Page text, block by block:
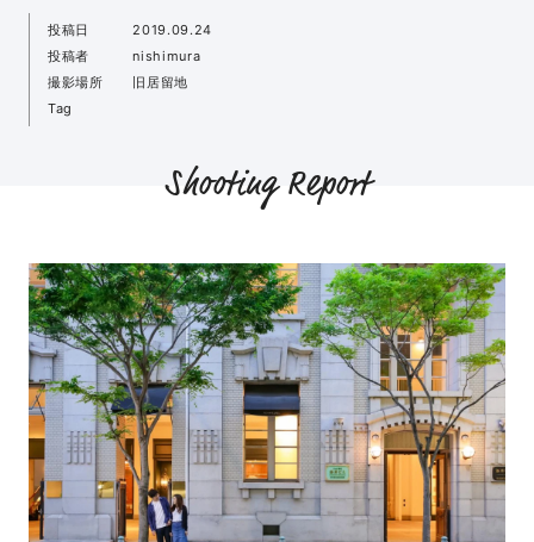
投稿日
2019.09.24
投稿者
nishimura
撮影場所
旧居留地
Tag
Shooting Report